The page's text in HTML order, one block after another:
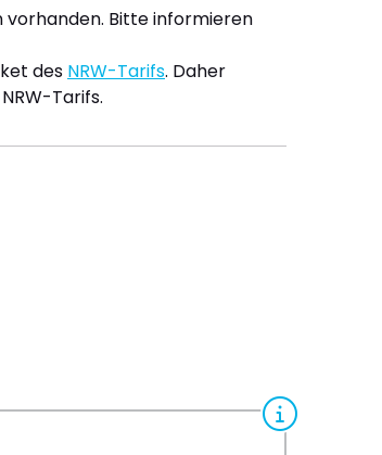
vorhanden. Bitte informieren
des NRW-Tarifs. Daher
Tarifs.